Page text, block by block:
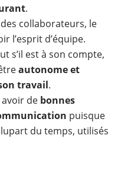
.
collaborateurs, le
l’esprit d’équipe.
s’il est à son compte,
autonome et
travail.
de bonnes
puisque
du temps, utilisés